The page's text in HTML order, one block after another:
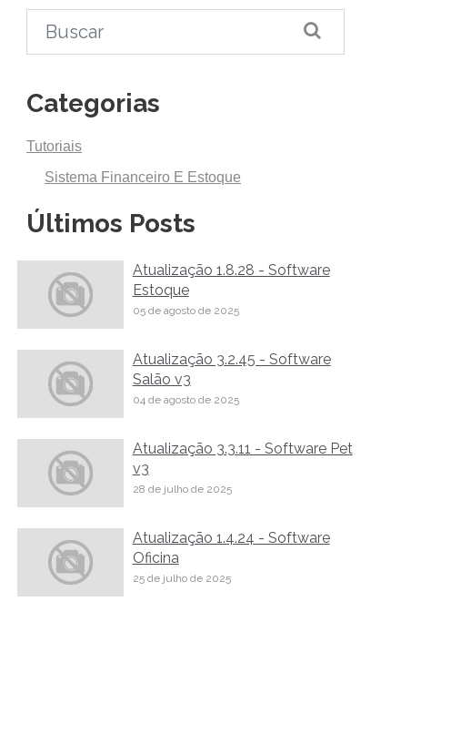
Categorias
Tutoriais
Sistema Financeiro E Estoque
Últimos Posts
Atualização 1.8.28 - Software
Estoque
05 de agosto de 2025
Atualização 3.2.45 - Software
Salão v3
04 de agosto de 2025
Atualização 3.3.11 - Software Pet
v3
28 de julho de 2025
Atualização 1.4.24 - Software
Oficina
25 de julho de 2025